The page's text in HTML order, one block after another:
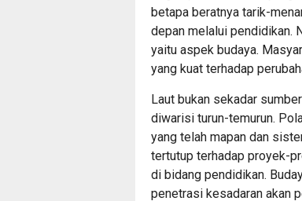
betapa beratnya tarik-
depan melalui pendidikan.
yaitu aspek budaya.
yang kuat terhadap
Laut bukan sekadar
diwarisi turun-temurun.
yang telah mapan dan
tertutup terhadap proyek-
di bidang pendidikan.
penetrasi kesadaran akan